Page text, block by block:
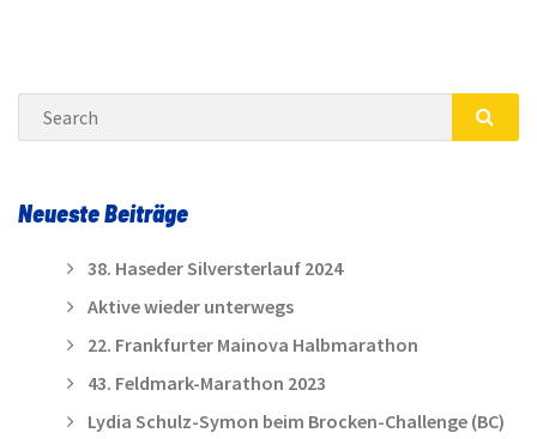
Search
Neueste Beiträge
38. Haseder Silversterlauf 2024
Aktive wieder unterwegs
22. Frankfurter Mainova Halbmarathon
43. Feldmark-Marathon 2023
Lydia Schulz-Symon beim Brocken-Challenge (BC)